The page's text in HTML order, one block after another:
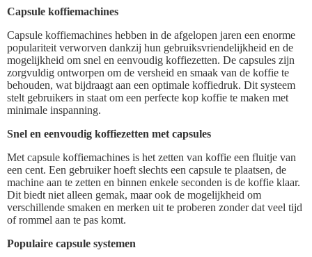
Capsule koffiemachines
Capsule koffiemachines hebben in de afgelopen jaren een enorme
populariteit verworven dankzij hun gebruiksvriendelijkheid en de
mogelijkheid om snel en eenvoudig koffiezetten. De capsules zijn
zorgvuldig ontworpen om de versheid en smaak van de koffie te
behouden, wat bijdraagt aan een optimale koffiedruk. Dit systeem
stelt gebruikers in staat om een perfecte kop koffie te maken met
minimale inspanning.
Snel en eenvoudig koffiezetten met capsules
Met capsule koffiemachines is het zetten van koffie een fluitje van
een cent. Een gebruiker hoeft slechts een capsule te plaatsen, de
machine aan te zetten en binnen enkele seconden is de koffie klaar.
Dit biedt niet alleen gemak, maar ook de mogelijkheid om
verschillende smaken en merken uit te proberen zonder dat veel tijd
of rommel aan te pas komt.
Populaire capsule systemen